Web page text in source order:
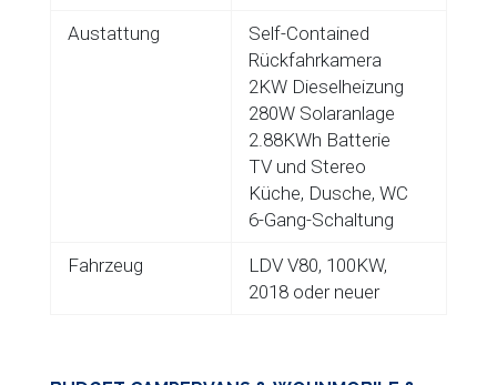
Austattung
Self-Contained
Rückfahrkamera
2KW Dieselheizung
280W Solaranlage
2.88KWh Batterie
TV und Stereo
Küche, Dusche, WC
6-Gang-Schaltung
Fahrzeug
LDV V80, 100KW,
2018 oder neuer